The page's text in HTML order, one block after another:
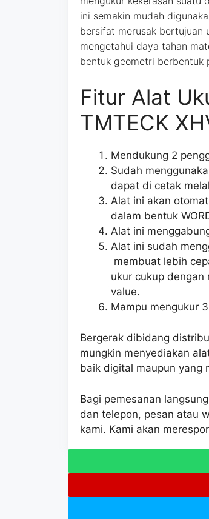
ini semakin mudah
bersifat merusak bertujuan
mengetahui daya tahan
bentuk geometri berbentuk
Fitur Alat
TMTECK
Mendukung 2
Sudah
dapat di cetak
Alat ini akan
dalam bentuk
Alat ini
Alat ini sudah
membuat lebih
ukur cukup dengan
value.
Mampu mengukur
Bergerak dibidang
mungkin menyediakan
baik digital maupun yang
Bagi pemesanan
dan telepon, pesan atau
kami. Kami akan